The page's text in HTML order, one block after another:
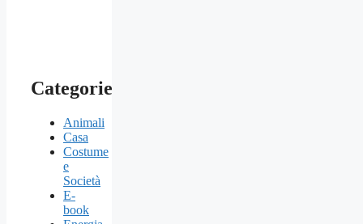
Categorie
Animali
Casa
Costume
e
Società
E-
book